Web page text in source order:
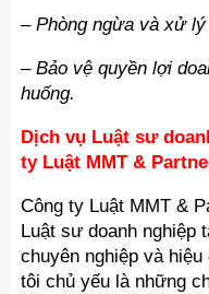
– Phòng ngừa và xử
– Bảo vệ quyền lợi
huống.
Dịch vụ Luật sư
ty Luật MMT &
Công ty Luật MMT &
Luật sư doanh
chuyên nghiệp và
tôi chủ yếu là những